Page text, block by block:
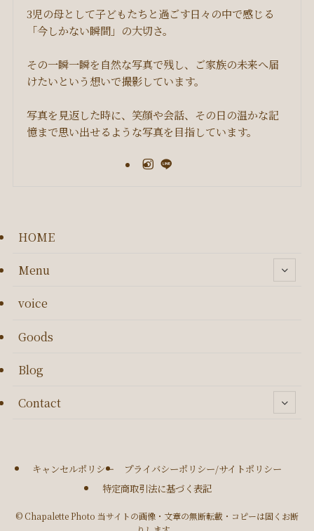
3児の母として子どもたちと過ごす日々の中で感じる
「今しかない瞬間」の大切さ。
その一瞬一瞬を自然な写真で残し、ご家族の未来へ届
けたいという想いで撮影しています。
写真を見返した時に、笑顔や会話、その日の温かな記
憶まで思い出せるような写真を目指しています。
HOME
Menu
voice
Goods
Blog
Contact
キャンセルポリシー
プライバシーポリシー/サイトポリシー
特定商取引法に基づく表記
© Chapalette Photo 当サイトの画像・文章の無断転載・コピーは固くお断